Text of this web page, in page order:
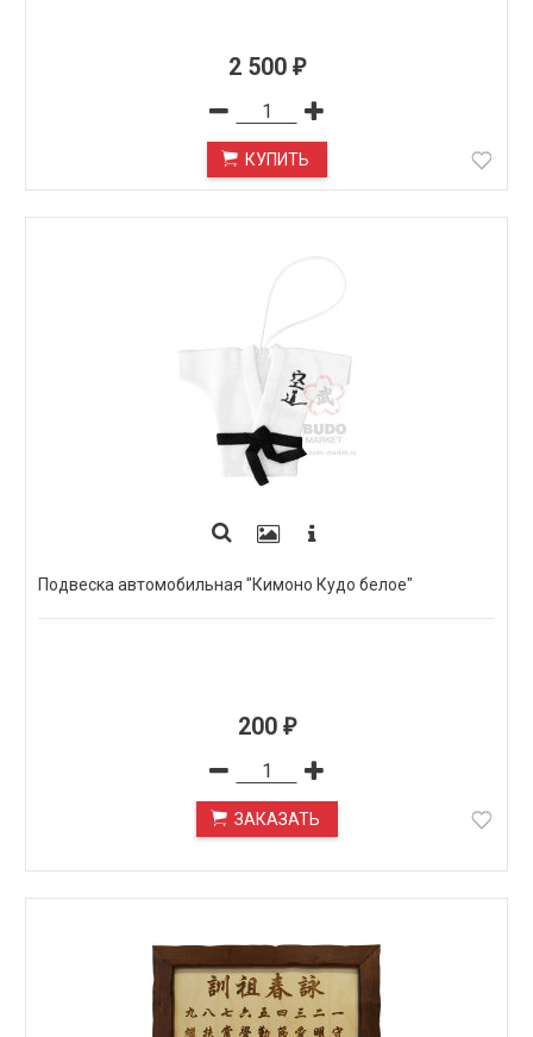
2 500 ₽
КУПИТЬ
Подвеска автомобильная "Кимоно Кудо белое"
200 ₽
ЗАКАЗАТЬ